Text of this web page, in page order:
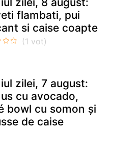
flambati, pui
si caise coapte
zilei, 7 august:
cu avocado,
bowl cu somon și
de caise